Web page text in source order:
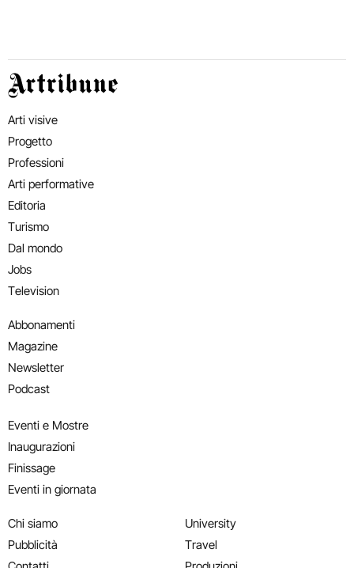
Artribune
Arti visive
Progetto
Professioni
Arti performative
Editoria
Turismo
Dal mondo
Jobs
Television
Abbonamenti
Magazine
Newsletter
Podcast
Eventi e Mostre
Inaugurazioni
Finissage
Eventi in giornata
Chi siamo
Pubblicità
University
Travel